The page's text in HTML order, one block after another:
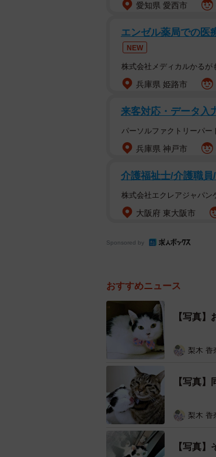
抱っこでゴロゴロ…
まん丸
先住猫の「しらす」ちゃ
愛知県 愛西市
エンゼル薬局での医
NEW
株式会社メディカルかるが
兵庫県 姫路市
来客対応・データ入
パーソルファクトリーパー
兵庫県 神戸市
介護福祉士/介護職
株式会社エクレアジャパン
大阪府 東大阪市
Sponsored by
おすすめニュース
【写真
梨木 香
【写真
梨木 香
【写真